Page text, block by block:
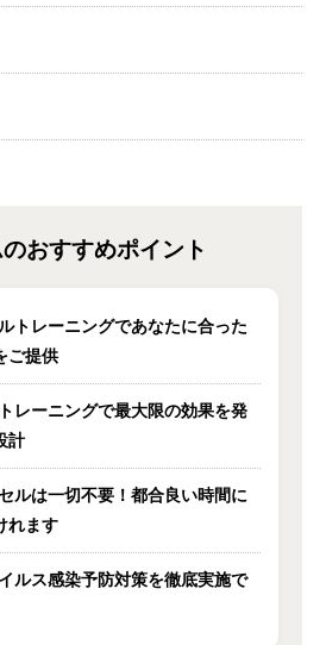
おすすめポイント
トレーニングであなたに合った
ご提供
レーニングで最大限の効果を発
計
ルは一切不要！都合良い時間に
れます
ルス感染予防対策を徹底実施で